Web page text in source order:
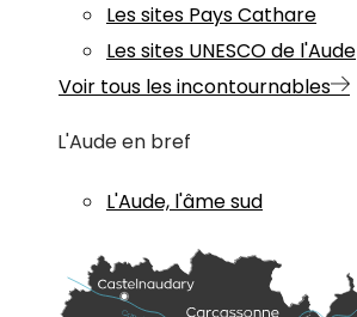
Les sites Pays Cathare
Les sites UNESCO de l'Aude
Voir tous les incontournables
L'Aude en bref
L'Aude, l'âme sud